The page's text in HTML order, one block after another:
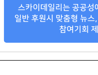
스카이데일리는 공공성
일반 후원시 맞춤형 뉴
참여기회